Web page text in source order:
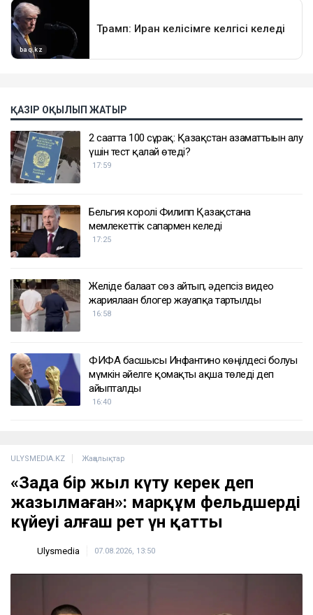
ҚАЗІР ОҚЫЛЫП ЖАТЫР
2 сағатта 100 сұрақ: Қазақстан азаматтығын алу
үшін тест қалай өтеді?
17:59
Бельгия королі Филипп Қазақстанға
мемлекеттік сапармен келеді
17:25
Желіде балағат сөз айтып, әдепсіз видео
жариялаған блогер жауапқа тартылды
16:58
ФИФА басшысы Инфантино көңілдесі болуы
мүмкін әйелге қомақты ақша төледі деп
айыпталды
16:40
ULYSMEDIA.KZ Жаңалықтар
«Заңда бір жыл күту керек деп
жазылмаған»: марқұм фельдшердің
күйеуі алғаш рет үн қатты
Ulysmedia 07.08.2026, 13:50